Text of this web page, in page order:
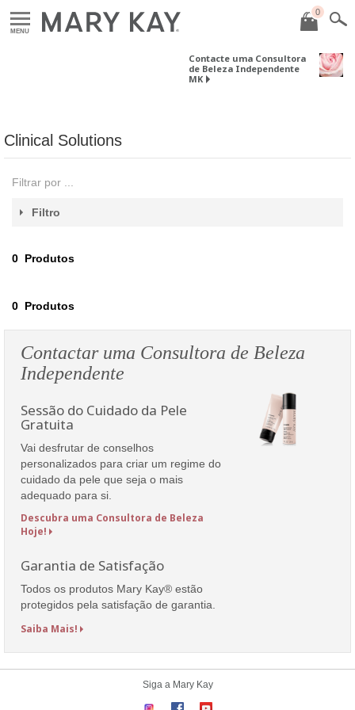
MENU
0
Contacte uma Consultora
de Beleza Independente
MK
Clinical Solutions
Filtrar por ...
Filtro
0 Produtos
0 Produtos
Contactar uma Consultora de Beleza
Independente
Sessão do Cuidado da Pele
Gratuita
Vai desfrutar de conselhos
personalizados para criar um regime do
cuidado da pele que seja o mais
adequado para si.
Descubra uma Consultora de Beleza
Hoje!
Garantia de Satisfação
Todos os produtos Mary Kay® estão
protegidos pela satisfação de garantia.
Saiba Mais!
Siga a Mary Kay